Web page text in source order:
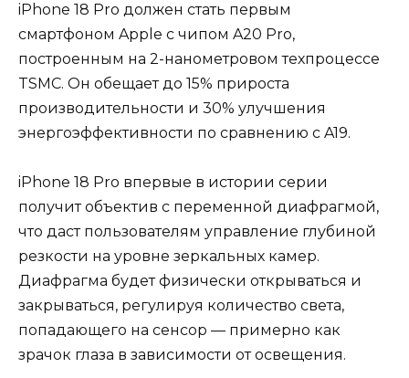
iPhone 18 Pro должен стать первым
смартфоном Apple с чипом A20 Pro,
построенным на 2-нанометровом техпроцессе
TSMC. Он обещает до 15% прироста
производительности и 30% улучшения
энергоэффективности по сравнению с A19.
iPhone 18 Pro впервые в истории серии
получит объектив с переменной диафрагмой,
что даст пользователям управление глубиной
резкости на уровне зеркальных камер.
Диафрагма будет физически открываться и
закрываться, регулируя количество света,
попадающего на сенсор — примерно как
зрачок глаза в зависимости от освещения.